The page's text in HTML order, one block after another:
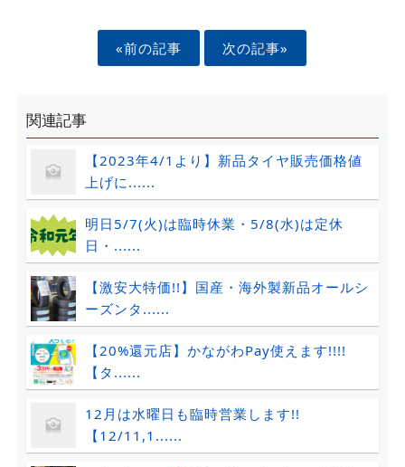
«前の記事 次の記事»
関連記事
【2023年4/1より】新品タイヤ販売価格値
上げに......
明日5/7(火)は臨時休業・5/8(水)は定休
日・......
【激安大特価!!】国産・海外製新品オールシ
ーズンタ......
【20%還元店】かながわPay使えます!!!!
【タ......
12月は水曜日も臨時営業します!!
【12/11,1......